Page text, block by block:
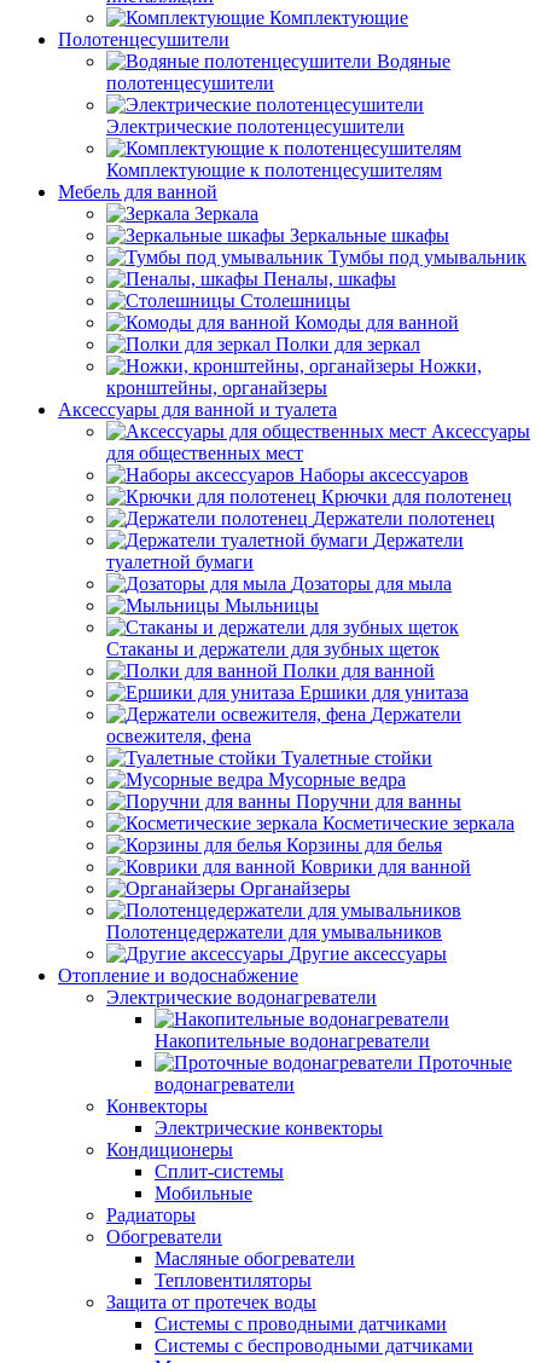
Комплектующие
Полотенцесушители
Водяные
полотенцесушители
Электрические полотенцесушители
Комплектующие к полотенцесушителям
Мебель для ванной
Зеркала
Зеркальные шкафы
Тумбы под умывальник
Пеналы, шкафы
Столешницы
Комоды для ванной
Полки для зеркал
Ножки,
кронштейны, органайзеры
Аксессуары для ванной и туалета
Аксессуары
для общественных мест
Наборы аксессуаров
Крючки для полотенец
Держатели полотенец
Держатели
туалетной бумаги
Дозаторы для мыла
Мыльницы
Стаканы и держатели для зубных щеток
Полки для ванной
Ершики для унитаза
Держатели
освежителя, фена
Туалетные стойки
Мусорные ведра
Поручни для ванны
Косметические зеркала
Корзины для белья
Коврики для ванной
Органайзеры
Полотенцедержатели для умывальников
Другие аксессуары
Отопление и водоснабжение
Электрические водонагреватели
Накопительные водонагреватели
Проточные
водонагреватели
Конвекторы
Электрические конвекторы
Кондиционеры
Сплит-системы
Мобильные
Радиаторы
Обогреватели
Масляные обогреватели
Тепловентиляторы
Защита от протечек воды
Системы с проводными датчиками
Системы с беспроводными датчиками